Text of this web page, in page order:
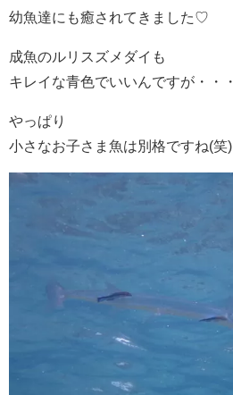
幼魚達にも癒されてきました♡
成魚のルリスズメダイも
キレイな青色でいいんですが・・・
やっぱり
小さなお子さま魚は別格ですね(笑)